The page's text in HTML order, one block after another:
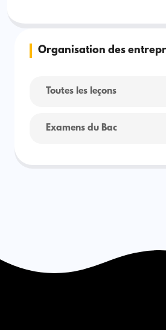
Organisation des
Toutes les leçons
Examens du Bac